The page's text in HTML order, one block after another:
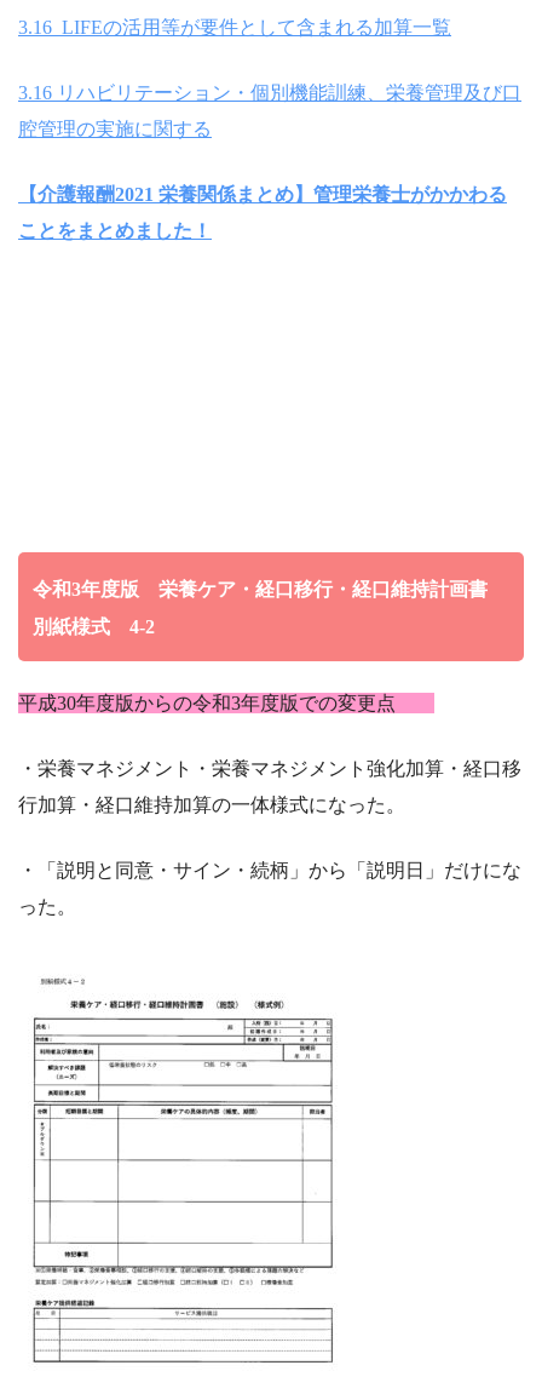
3.16 LIFEの活用等が要件として含まれる加算一覧
3.16 リハビリテーション・個別機能訓練、栄養管理及び口
腔管理の実施に関する
【介護報酬2021 栄養関係まとめ】管理栄養士がかかわる
ことをまとめました！
令和3年度版 栄養ケア・経口移行・経口維持計画書
別紙様式 4-2
平成30年度版からの令和3年度版での変更点
・栄養マネジメント・栄養マネジメント強化加算・経口移
行加算・経口維持加算の一体様式になった。
・「説明と同意・サイン・続柄」から「説明日」だけにな
った。